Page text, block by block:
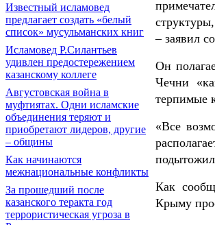
Известный исламовед
предлагает создать «белый
список» мусульманских книг
Исламовед Р.Силантьев
удивлен предостережением
казанскому коллеге
Августовская война в
муфтиятах. Одни исламские
объединения теряют и
приобретают лидеров, другие
– общины
Как начинаются
межнациональные конфликты
За прошедший после
казанского теракта год
террористическая угроза в
‒ заявил
Он
Чечни
терпимые
«Все
Как
Крыму